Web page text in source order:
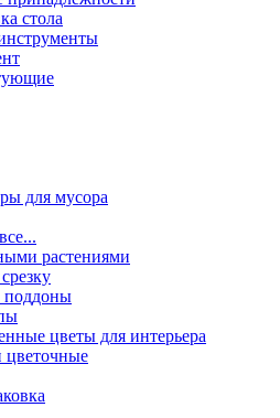
стола
для мусора
растениями
цветы для интерьера
цветочные